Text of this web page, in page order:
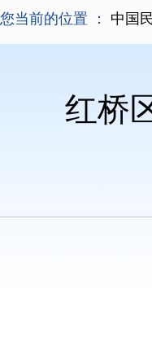
您当前的位置 ： 中国
红桥